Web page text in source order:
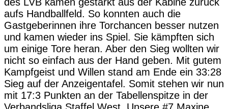
aufs Handballfeld. So konnten auch die
Gastgeberinnen ihre Torchancen besser nutzen
und kamen wieder ins Spiel. Sie kämpften sich
um einige Tore heran. Aber den Sieg wollten wir
nicht so einfach aus der Hand geben. Mit gutem
Kampfgeist und Willen stand am Ende ein 33:28
Sieg auf der Anzeigentafel. Somit stehen wir nun
mit 17:3 Punkten an der Tabellenspitze in der